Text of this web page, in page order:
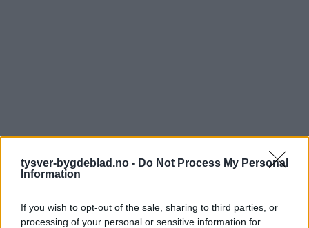
tysver-bygdeblad.no - Do Not Process My Personal
Information
If you wish to opt-out of the sale, sharing to third parties, or
processing of your personal or sensitive information for